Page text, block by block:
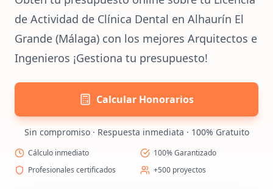
de Actividad de Clínica Dental en Alhaurín El
Grande (Málaga) con los mejores Arquitectos e
Ingenieros ¡Gestiona tu presupuesto!
Calcular Honorarios
Sin compromiso · Respuesta inmediata · 100% Gratuito
Cálculo inmediato
100% Garantizado
Profesionales certificados
+500 proyectos